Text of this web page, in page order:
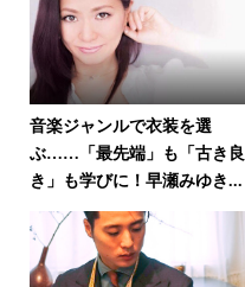
音楽ジャンルで衣装を選
ぶ……「最先端」も「古き良
き」も学びに！早瀬みゆき...